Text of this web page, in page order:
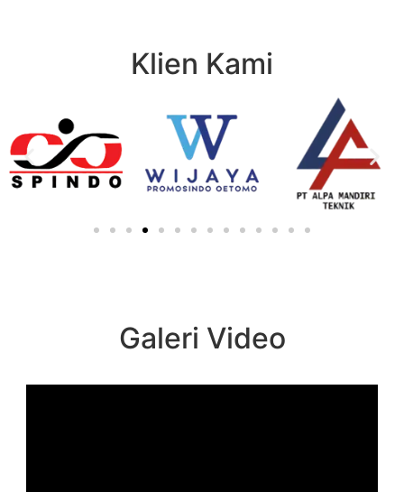
Klien Kami
Galeri Video